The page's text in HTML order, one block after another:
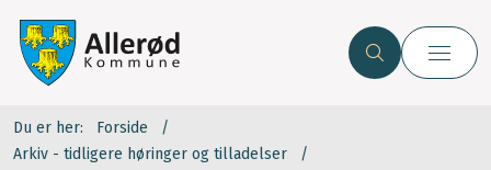
Du er her:
Forside
Arkiv - tidligere høringer og tilladelser